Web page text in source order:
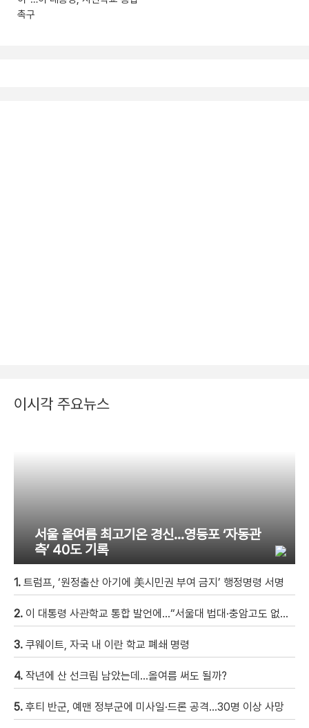
촉구
이시각 주요뉴스
서울 올여름 최고기온 경신…영등포 ‘자동관
측’ 40도 기록
1. 트럼프, ‘원정출산 아기에 美시민권 부여 금지’ 행정명령 서명
2. 이 대통령 사관학교 통합 발언에…“서울대 법대·충암고도 없애나”
3. 쿠웨이트, 자국 내 이란 학교 폐쇄 명령
4. 작년에 산 선크림 남았는데…올여름 써도 될까?
5. 후티 반군, 예맨 정부군에 미사일·드론 공격…30명 이상 사망